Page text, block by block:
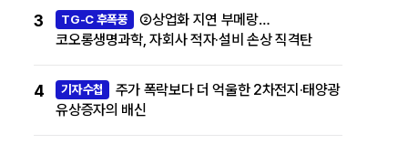
3 TG-C 후폭풍
②상업화 지연 부메랑…
코오롱생명과학, 자회사 적자·설비 손상 직격탄
4 기자수첩
주가 폭락보다 더 억울한 2차전지·태양광
유상증자의 배신